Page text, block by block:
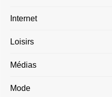
Internet
Loisirs
Médias
Mode